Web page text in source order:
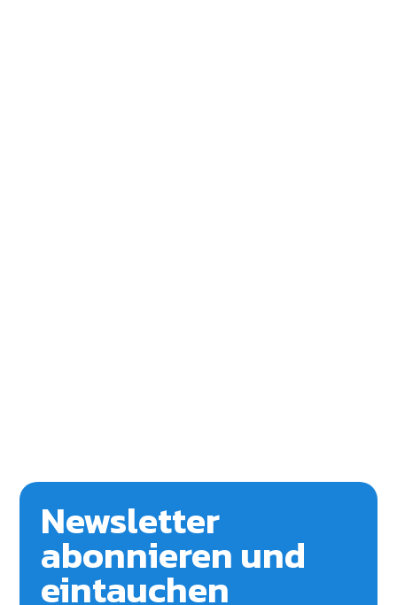
Newsletter
abonnieren und
eintauchen